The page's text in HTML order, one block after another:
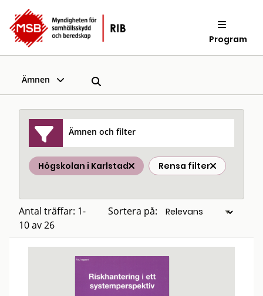
Program
Ämnen
Ämnen och filter
Högskolan i Karlstad Rensa filter
Antal träffar: 1-
10 av 26
Sortera på: